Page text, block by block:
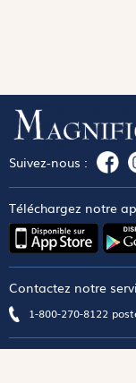
Suivez-nous :
Téléchargez notre
Contactez notre
1-800-270-8122